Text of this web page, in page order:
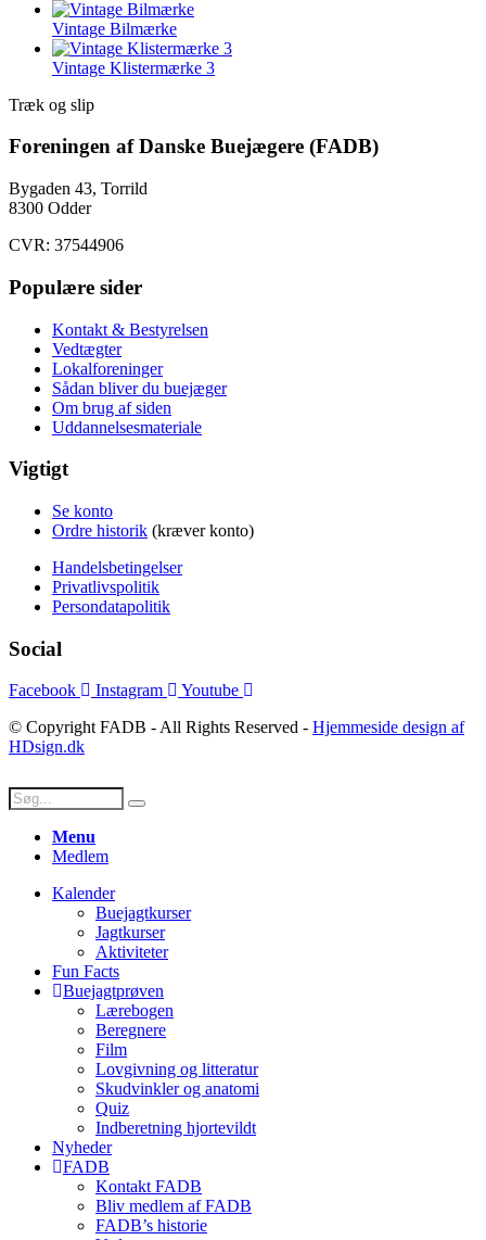
Vintage Bilmærke
Vintage Klistermærke 3
Træk og slip
Foreningen af Danske Buejægere (FADB)
Bygaden 43, Torrild
8300 Odder
CVR: 37544906
Populære sider
Kontakt & Bestyrelsen
Vedtægter
Lokalforeninger
Sådan bliver du buejæger
Om brug af siden
Uddannelsesmateriale
Vigtigt
Se konto
Ordre historik (kræver konto)
Handelsbetingelser
Privatlivspolitik
Persondatapolitik
Social
Facebook Instagram
Youtube
© Copyright FADB - All Rights Reserved - Hjemmeside design af
HDsign.dk
Menu
Medlem
Kalender
Buejagtkurser
Jagtkurser
Aktiviteter
Fun Facts
Buejagtprøven
Lærebogen
Beregnere
Film
Lovgivning og litteratur
Skudvinkler og anatomi
Quiz
Indberetning hjortevildt
Nyheder
FADB
Kontakt FADB
Bliv medlem af FADB
FADB’s historie